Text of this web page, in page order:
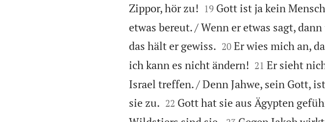
Zippor, hör zu!
19 Gott ist ja kein
etwas bereut. / Wenn er etwas sagt,
das hält er gewiss.
20 Er wies mich an,
ich kann es nicht ändern!
21 Er sieht
Israel treffen. / Denn Jahwe, sein Gott,
sie zu.
22 Gott hat sie aus Ägypten